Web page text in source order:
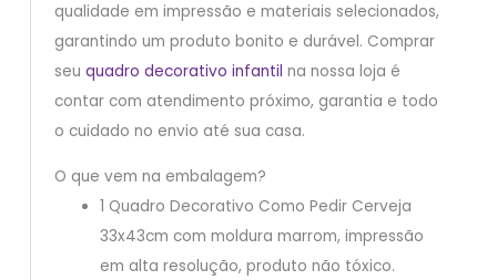
qualidade em impressão e materiais selecionados,
garantindo um produto bonito e durável. Comprar
seu quadro decorativo infantil na nossa loja é
contar com atendimento próximo, garantia e todo
o cuidado no envio até sua casa.
O que vem na embalagem?
1 Quadro Decorativo Como Pedir Cerveja
33x43cm com moldura marrom, impressão
em alta resolução, produto não tóxico.